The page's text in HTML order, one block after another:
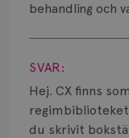
behandling och
Visa svar
SVAR:
Hej. CX finns
du skrivit
Spridd
Strålning